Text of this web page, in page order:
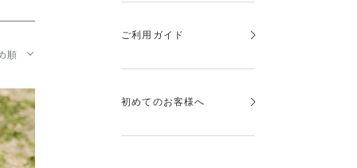
順
ご利用ガイド
初めてのお客様へ